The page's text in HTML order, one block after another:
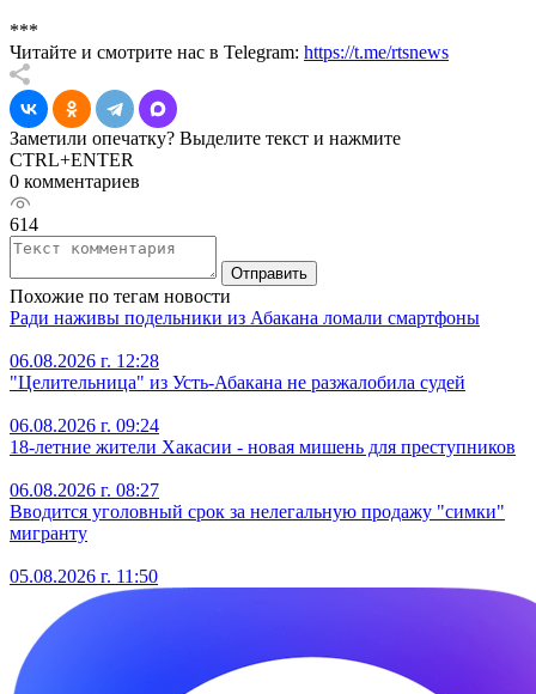
***
Читайте и смотрите нас в Telegram: https://t.me/rtsnews
Заметили опечатку? Выделите текст и нажмите
CTRL+ENTER
0 комментариев
614
Отправить
Похожие по тегам новости
Ради наживы подельники из Абакана ломали смартфоны
06.08.2026 г. 12:28
"Целительница" из Усть-Абакана не разжалобила судей
06.08.2026 г. 09:24
18-летние жители Хакасии - новая мишень для преступников
06.08.2026 г. 08:27
Вводится уголовный срок за нелегальную продажу "симки"
мигранту
05.08.2026 г. 11:50